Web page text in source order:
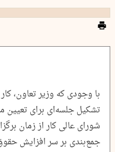
با وجودی که وزیر تعاون،
تشکیل جلسه‌ای برای تعیین
شورای عالی کار از زمان
جمع‌بندی بر سر افزایش